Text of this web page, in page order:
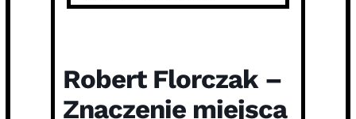
Robert Florczak –
Znaczenie miejsca